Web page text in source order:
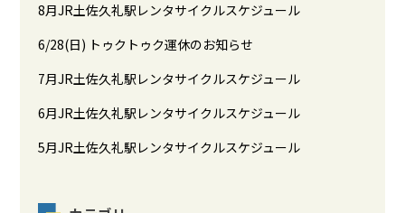
8月JR土佐久礼駅レンタサイクルスケジュール
6/28(日) トゥクトゥク運休のお知らせ
7月JR土佐久礼駅レンタサイクルスケジュール
6月JR土佐久礼駅レンタサイクルスケジュール
5月JR土佐久礼駅レンタサイクルスケジュール